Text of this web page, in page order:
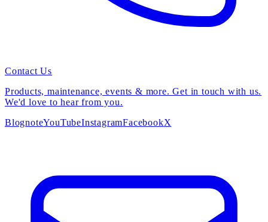
Contact Us
Products, maintenance, events & more. Get in touch with us.
We'd love to hear from you.
BlognoteYouTubeInstagramFacebookX